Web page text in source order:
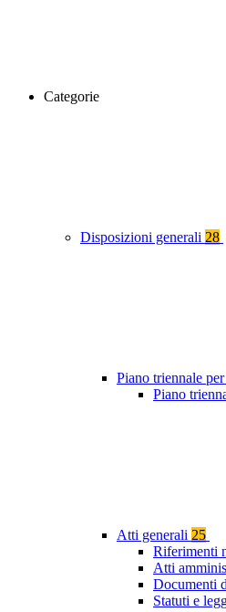
Categorie
Disposizioni generali 28
Piano triennale
Piano
Atti generali 25
Riferimenti
Atti
Documenti
Statuti e